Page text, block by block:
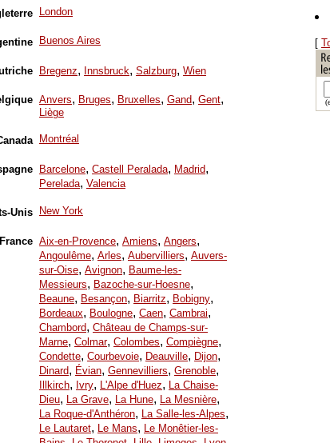
London
Buenos Aires
Bregenz, Innsbruck, Salzburg, Wien
Anvers, Bruges, Bruxelles, Gand, Gent,
Liège
Montréal
Barcelone, Castell Peralada, Madrid,
Perelada, Valencia
Unis New York
France Aix-en-Provence, Amiens, Angers,
Angoulême, Arles, Aubervilliers, Auvers-
sur-Oise, Avignon, Baume-les-
Messieurs, Bazoche-sur-Hoesne,
Beaune, Besançon, Biarritz, Bobigny,
Bordeaux, Boulogne, Caen, Cambrai,
Chambord, Château de Champs-sur-
Marne, Colmar, Colombes, Compiègne,
Condette, Courbevoie, Deauville, Dijon,
Dinard, Évian, Gennevilliers, Grenoble,
Illkirch, Ivry, L'Alpe d'Huez, La Chaise-
Dieu, La Grave, La Hune, La Mesnière,
La Roque-d'Anthéron, La Salle-les-Alpes,
Le Lautaret, Le Mans, Le Monêtier-les-
[